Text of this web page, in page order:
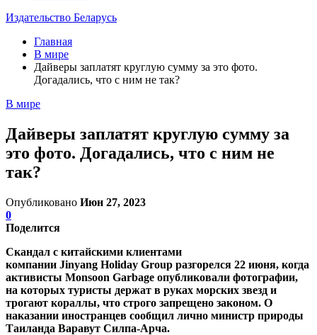
Издательство Беларусь
Главная
В мире
Дайверы заплатят круглую сумму за это фото.
Догадались, что с ним не так?
В мире
Дайверы заплатят круглую сумму за
это фото. Догадались, что с ним не
так?
Опубликовано Июн 27, 2023
0
Поделится
Скандал с китайскими клиентами
компании Jinyang Holiday Group разгорелся 22 июня, когда
активисты Monsoon Garbage опубликовали фотографии,
на которых туристы держат в руках морских звезд и
трогают кораллы, что строго запрещено законом. О
наказании иностранцев сообщил лично министр природы
Таиланда Варавут Силпа-Арча.